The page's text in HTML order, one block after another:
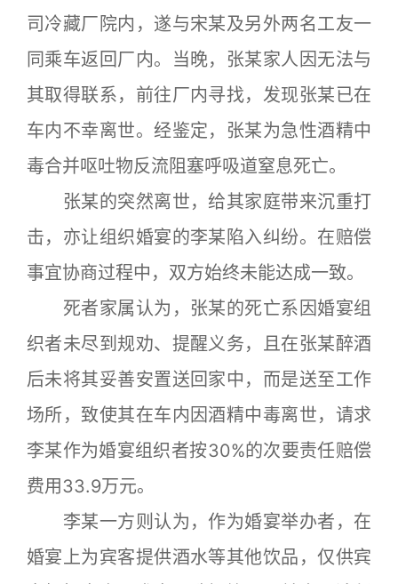
司冷藏厂院内，遂与宋某及另外两名工友一
同乘车返回厂内。当晚，张某家人因无法与
其取得联系，前往厂内寻找，发现张某已在
车内不幸离世。经鉴定，张某为急性酒精中
毒合并呕吐物反流阻塞呼吸道窒息死亡。
张某的突然离世，给其家庭带来沉重打
击，亦让组织婚宴的李某陷入纠纷。在赔偿
事宜协商过程中，双方始终未能达成一致。
死者家属认为，张某的死亡系因婚宴组
织者未尽到规劝、提醒义务，且在张某醉酒
后未将其妥善安置送回家中，而是送至工作
场所，致使其在车内因酒精中毒离世，请求
李某作为婚宴组织者按30%的次要责任赔偿
费用33.9万元。
李某一方则认为，作为婚宴举办者，在
婚宴上为宾客提供酒水等其他饮品，仅供宾